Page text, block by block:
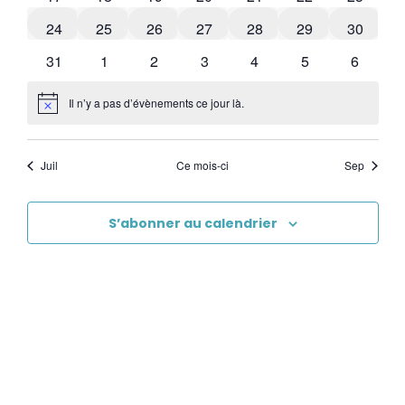
0 évènements
24 0 évènements
25 0 évènements
26 0 évènements
27 0 évènements
28 0 évènements
29 0
30
1 évènement
31 0 évènements
1 0 évènements
2 0 évènements
3 0 évènements
4 1 évènement
5 0
6
Notice Il n’y a pas d’évènements ce jour là.
Juil Ce mois-ci Sep
S’abonner au calendrier